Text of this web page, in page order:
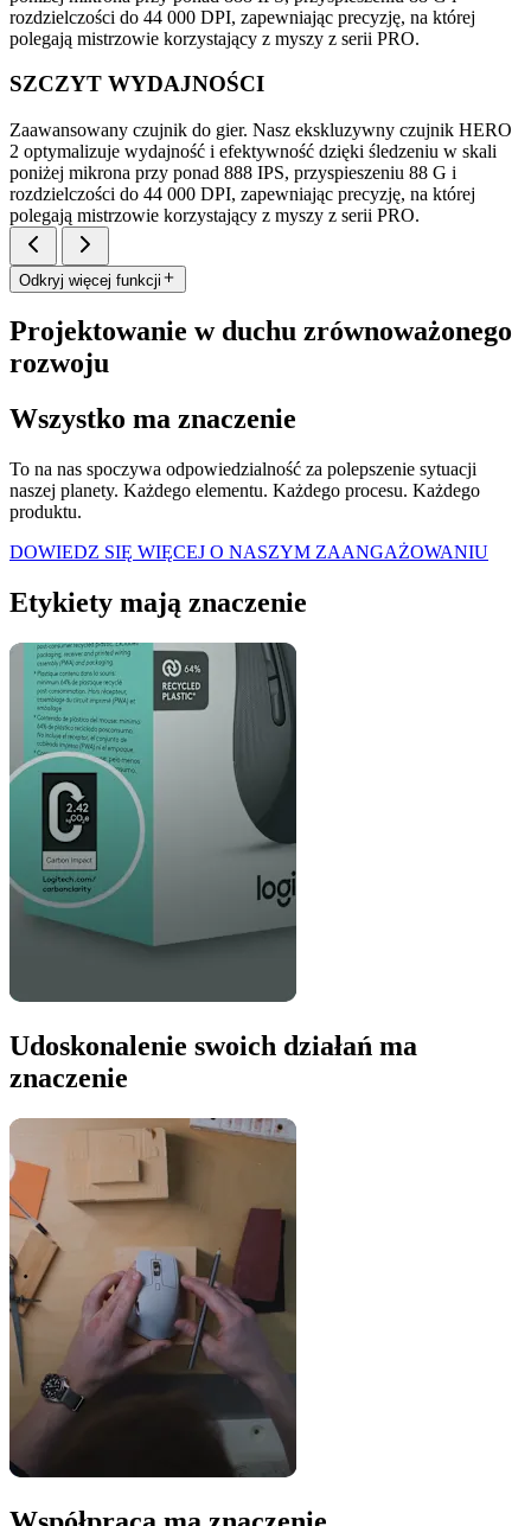
rozdzielczości do 44 000 DPI, zapewniając precyzję, na której
polegają mistrzowie korzystający z myszy z serii PRO.
SZCZYT WYDAJNOŚCI
Zaawansowany czujnik do gier. Nasz ekskluzywny czujnik HERO
2 optymalizuje wydajność i efektywność dzięki śledzeniu w skali
poniżej mikrona przy ponad 888 IPS, przyspieszeniu 88 G i
rozdzielczości do 44 000 DPI, zapewniając precyzję, na której
polegają mistrzowie korzystający z myszy z serii PRO.
Odkryj więcej funkcji
Projektowanie w duchu zrównoważonego
rozwoju
Wszystko ma znaczenie
To na nas spoczywa odpowiedzialność za polepszenie sytuacji
naszej planety. Każdego elementu. Każdego procesu. Każdego
produktu.
DOWIEDZ SIĘ WIĘCEJ O NASZYM ZAANGAŻOWANIU
Etykiety mają znaczenie
Udoskonalenie swoich działań ma
znaczenie